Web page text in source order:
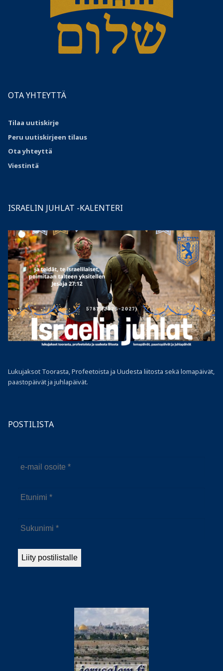
OTA YHTEYTTÄ
Tilaa uutiskirje
Peru uutiskirjeen tilaus
Otayhteyttä
Viestintä
ISRAELIN JUHLAT -KALENTERI
Lukujaksot Toorasta, Profeetoista ja Uudesta liitosta sekä lomapäivät,
paastopäivät ja juhlapäivät.
POSTILISTA